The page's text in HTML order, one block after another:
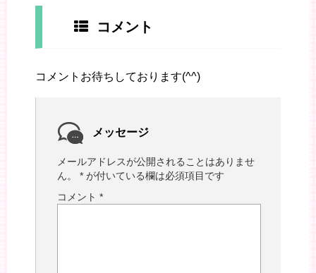
コメント
コメントお待ちしております(^^)
メッセージ
メールアドレスが公開されることはありませ
ん。
* が付いている欄は必須項目です
コメント *